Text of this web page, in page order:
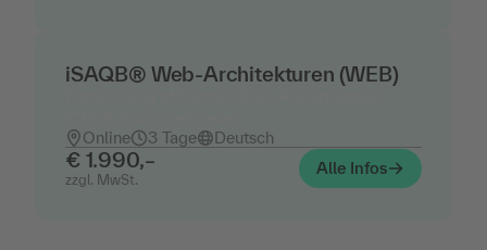
iSAQB® Web-Architekturen (WEB)
Online
3 Tage Deutsch
€ 1.990,–
zzgl. MwSt.
Alle Infos